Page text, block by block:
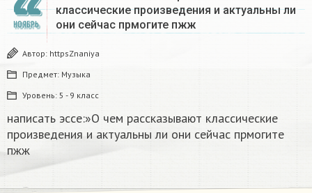
НОЯБРЬ
классические произведения и актуальны ли
они сейчас прмогите пжж
Автор: httpsZnaniya
Предмет: Музыка
Уровень: 5 - 9 класс
написать эссе:»О чем рассказывают классические
произведения и актуальны ли они сейчас прмогите
пжж